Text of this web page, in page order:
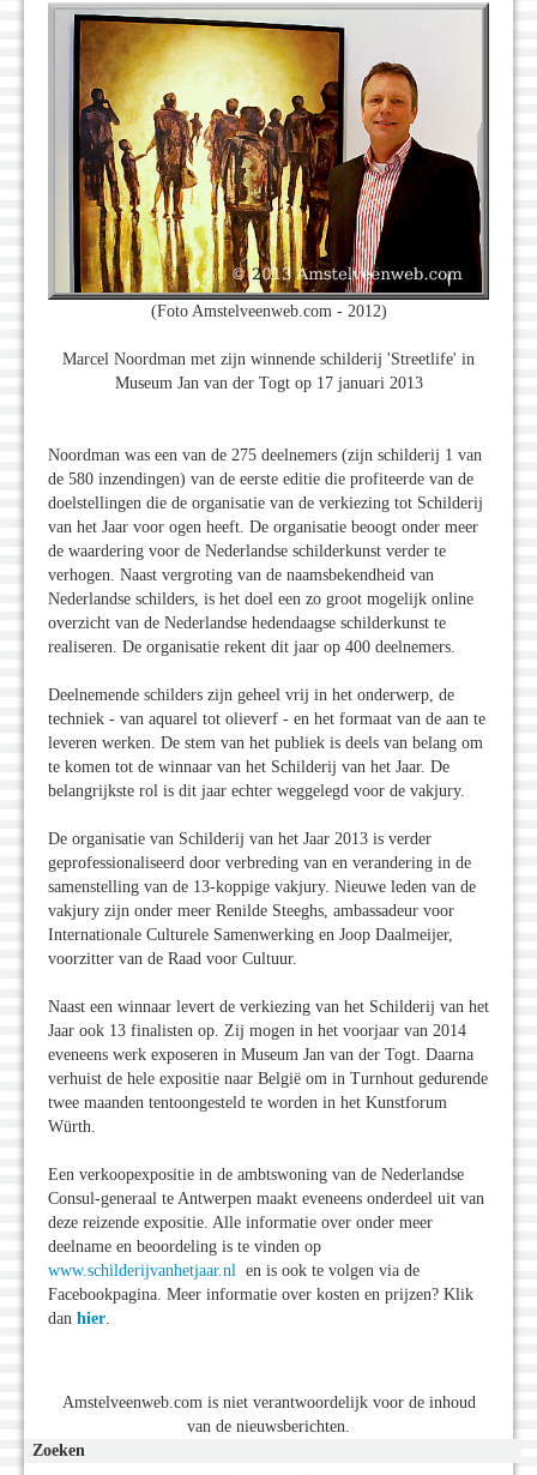
(Foto Amstelveenweb.com - 2012)
Marcel Noordman met zijn winnende schilderij 'Streetlife' in
Museum Jan van der Togt op 17 januari 2013
Noordman was een van de 275 deelnemers (zijn schilderij 1 van
de 580 inzendingen) van de eerste editie die profiteerde van de
doelstellingen die de organisatie van de verkiezing tot Schilderij
van het Jaar voor ogen heeft. De organisatie beoogt onder meer
de waardering voor de Nederlandse schilderkunst verder te
verhogen. Naast vergroting van de naamsbekendheid van
Nederlandse schilders, is het doel een zo groot mogelijk online
overzicht van de Nederlandse hedendaagse schilderkunst te
realiseren. De organisatie rekent dit jaar op 400 deelnemers.
Deelnemende schilders zijn geheel vrij in het onderwerp, de
techniek - van aquarel tot olieverf - en het formaat van de aan te
leveren werken. De stem van het publiek is deels van belang om
te komen tot de winnaar van het Schilderij van het Jaar. De
belangrijkste rol is dit jaar echter weggelegd voor de vakjury.
De organisatie van Schilderij van het Jaar 2013 is verder
geprofessionaliseerd door verbreding van en verandering in de
samenstelling van de 13-koppige vakjury. Nieuwe leden van de
vakjury zijn onder meer Renilde Steeghs, ambassadeur voor
Internationale Culturele Samenwerking en Joop Daalmeijer,
voorzitter van de Raad voor Cultuur.
Naast een winnaar levert de verkiezing van het Schilderij van het
Jaar ook 13 finalisten op. Zij mogen in het voorjaar van 2014
eveneens werk exposeren in Museum Jan van der Togt. Daarna
verhuist de hele expositie naar België om in Turnhout gedurende
twee maanden tentoongesteld te worden in het Kunstforum
Würth.
Een verkoopexpositie in de ambtswoning van de Nederlandse
Consul-generaal te Antwerpen maakt eveneens onderdeel uit van
deze reizende expositie. Alle informatie over onder meer
deelname en beoordeling is te vinden op
www.schilderijvanhetjaar.nl en is ook te volgen via de
Facebookpagina. Meer informatie over kosten en prijzen? Klik
dan hier.
Amstelveenweb.com is niet verantwoordelijk voor de inhoud
van de nieuwsberichten.
Zoeken